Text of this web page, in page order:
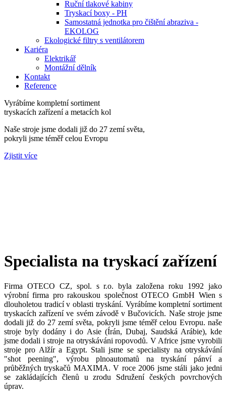
Ruční tlakové kabiny
Tryskací boxy - PH
Samostatná jednotka pro čištění abraziva -
EKOLOG
Ekologické filtry s ventilátorem
Kariéra
Elektrikář
Montážní dělník
Kontakt
Reference
Vyrábíme kompletní sortiment
tryskacích zařízení a metacích kol
Naše stroje jsme dodali již do 27 zemí světa,
pokryli jsme téměř celou Evropu
Zjistit více
Specialista na tryskací zařízení
Firma OTECO CZ, spol. s r.o. byla založena roku 1992 jako
výrobní firma pro rakouskou společnost OTECO GmbH Wien s
dlouholetou tradicí v oblasti tryskání. Vyrábíme kompletní sortiment
tryskacích zařízení ve svém závodě v Bučovicích. Naše stroje jsme
dodali již do 27 zemí světa, pokryli jsme téměř celou Evropu. naše
stroje byly dodány i do Asie (Írán, Dubaj, Saudská Arábie), kde
jsme dodali i stroje na otryskáváni ropovodů. V Africe jsme vyrobili
stroje pro Alžír a Egypt. Stali jsme se specialisty na otryskávání
"shot peening", výrobu plnoautomatů na tryskání pánví a
průběžných tryskačů MAXIMA. V roce 2006 jsme stáli jako jedni
se zakládajících členů u zrodu Sdružení českých povrchových
úprav.